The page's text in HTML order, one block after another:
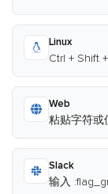
Linux
Ctrl + Shift
Web
粘贴字符或
Slack
输入